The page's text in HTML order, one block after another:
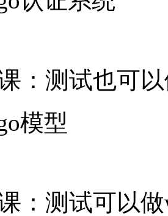
：测试也可
模型
：测试可以